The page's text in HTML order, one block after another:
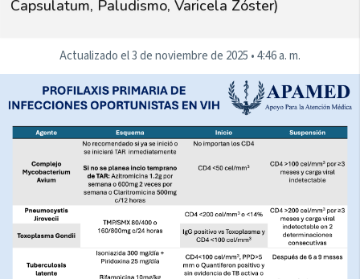
Capsulatum, Paludismo, Varicela Zóster)
Actualizado el3 de noviembre de 2025 •4:46 a. m.